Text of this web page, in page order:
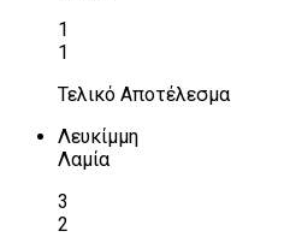
1
1
Τελικό Αποτέλεσμα
Λευκίμμη
Λαμία
3
2